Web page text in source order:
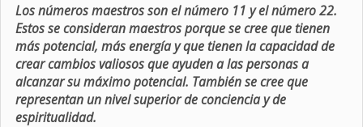
Los números maestros son el número 11 y el número 22.
Estos se consideran maestros porque se cree que tienen
más potencial, más energía y que tienen la capacidad de
crear cambios valiosos que ayuden a las personas a
alcanzar su máximo potencial. También se cree que
representan un nivel superior de conciencia y de
espiritualidad.